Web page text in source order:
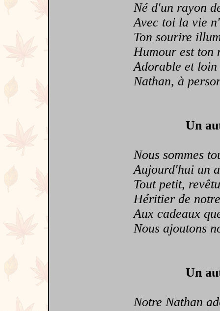
Né d'un rayon
Avec toi la vie
Ton sourire
Humour est ton
Adorable et loin
Nathan, à
Un
Nous sommes
Aujourd'hui un
Tout petit, revêtu
Héritier de
Aux cadeaux
Nous ajoutons
Un
Notre Nathan